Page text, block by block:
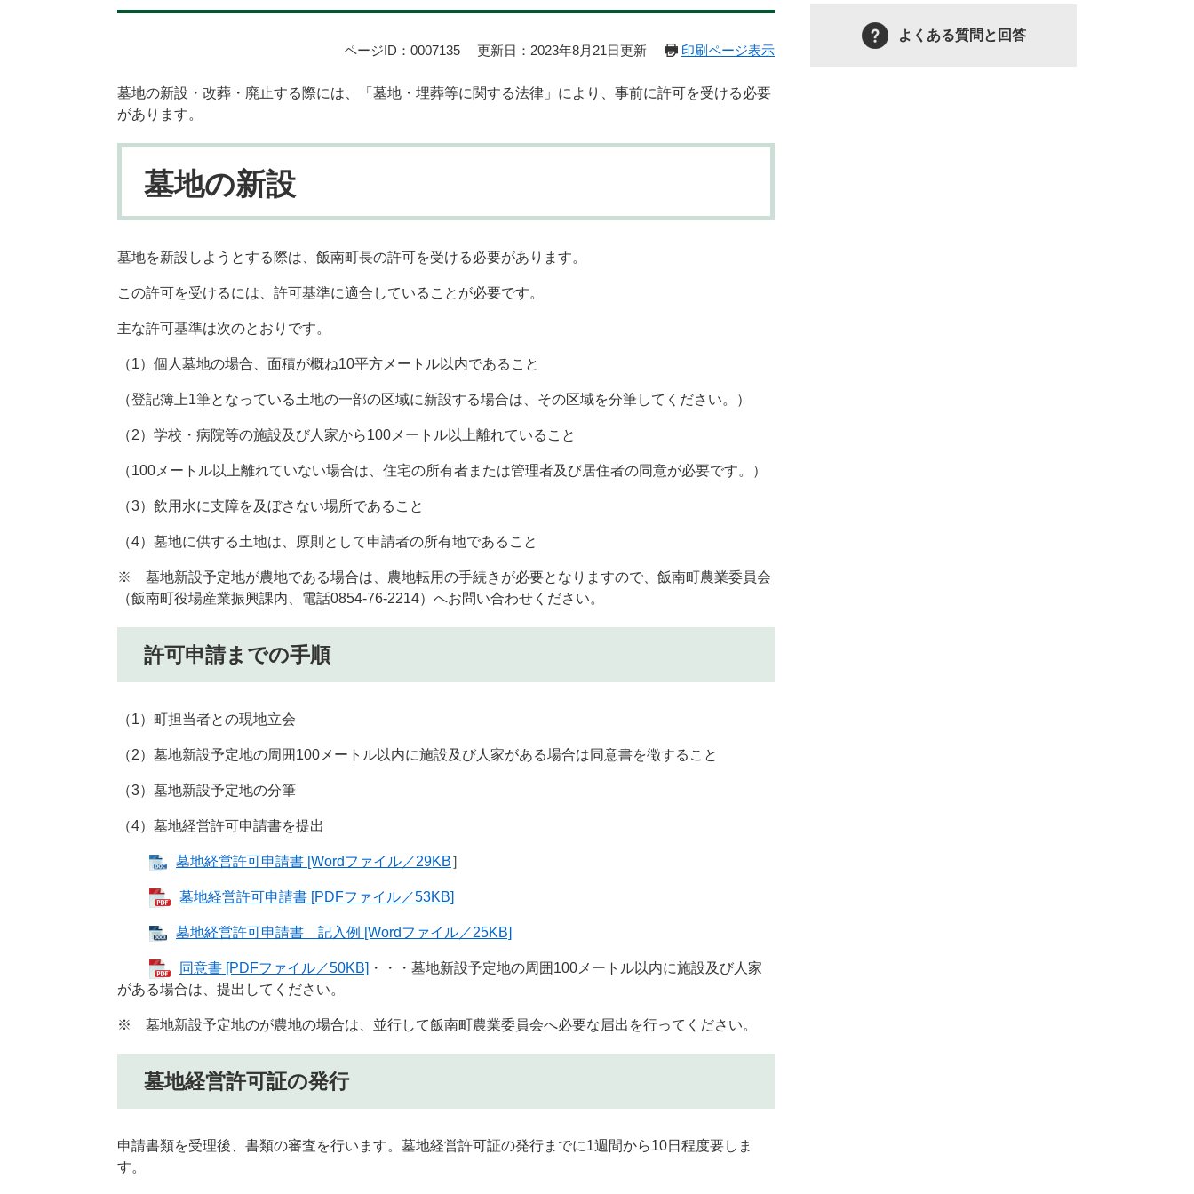
ページID：0007135 更新日：2023年8月21日更新 印刷ページ表示
墓地の新設・改葬・廃止する際には、「墓地・埋葬等に関する法律」により、事前に許可を受ける必要
があります。
墓地の新設
墓地を新設しようとする際は、飯南町長の許可を受ける必要があります。
この許可を受けるには、許可基準に適合していることが必要です。
主な許可基準は次のとおりです。
（1）個人墓地の場合、面積が概ね10平方メートル以内であること
（登記簿上1筆となっている土地の一部の区域に新設する場合は、その区域を分筆してください。）
（2）学校・病院等の施設及び人家から100メートル以上離れていること
（100メートル以上離れていない場合は、住宅の所有者または管理者及び居住者の同意が必要です。）
（3）飲用水に支障を及ぼさない場所であること
（4）墓地に供する土地は、原則として申請者の所有地であること
※ 墓地新設予定地が農地である場合は、農地転用の手続きが必要となりますので、飯南町農業委員会
（飯南町役場産業振興課内、電話0854-76-2214）へお問い合わせください。
許可申請までの手順
（1）町担当者との現地立会
（2）墓地新設予定地の周囲100メートル以内に施設及び人家がある場合は同意書を徴すること
（3）墓地新設予定地の分筆
（4）墓地経営許可申請書を提出
墓地経営許可申請書 [Wordファイル／29KB］
墓地経営許可申請書 [PDFファイル／53KB]
墓地経営許可申請書 記入例 [Wordファイル／25KB]
同意書 [PDFファイル／50KB] ・・・墓地新設予定地の周囲100メートル以内に施設及び人家
がある場合は、提出してください。
※ 墓地新設予定地のが農地の場合は、並行して飯南町農業委員会へ必要な届出を行ってください。
墓地経営許可証の発行
申請書類を受理後、書類の審査を行います。墓地経営許可証の発行までに1週間から10日程度要しま
す。
よくある質問と回答